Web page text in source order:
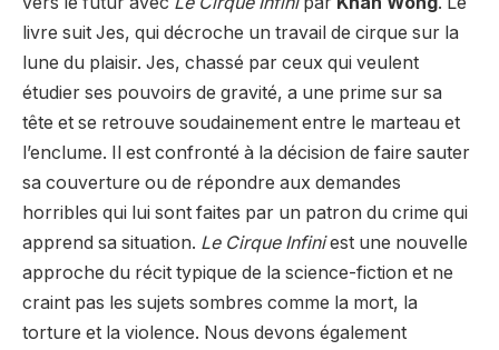
livre suit Jes, qui décroche un travail de cirque sur la
lune du plaisir. Jes, chassé par ceux qui veulent
étudier ses pouvoirs de gravité, a une prime sur sa
tête et se retrouve soudainement entre le marteau et
l’enclume. Il est confronté à la décision de faire sauter
sa couverture ou de répondre aux demandes
horribles qui lui sont faites par un patron du crime qui
apprend sa situation. Le Cirque Infiniest une nouvelle
approche du récit typique de la science-fiction et ne
craint pas les sujets sombres comme la mort, la
torture et la violence. Nous devons également